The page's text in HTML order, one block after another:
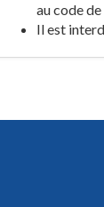
au code
Il est